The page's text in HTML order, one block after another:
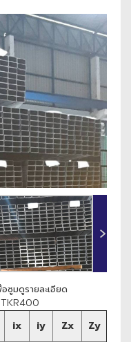
›
ซูมดูรายละเอียด
ix iy Zx
Zy